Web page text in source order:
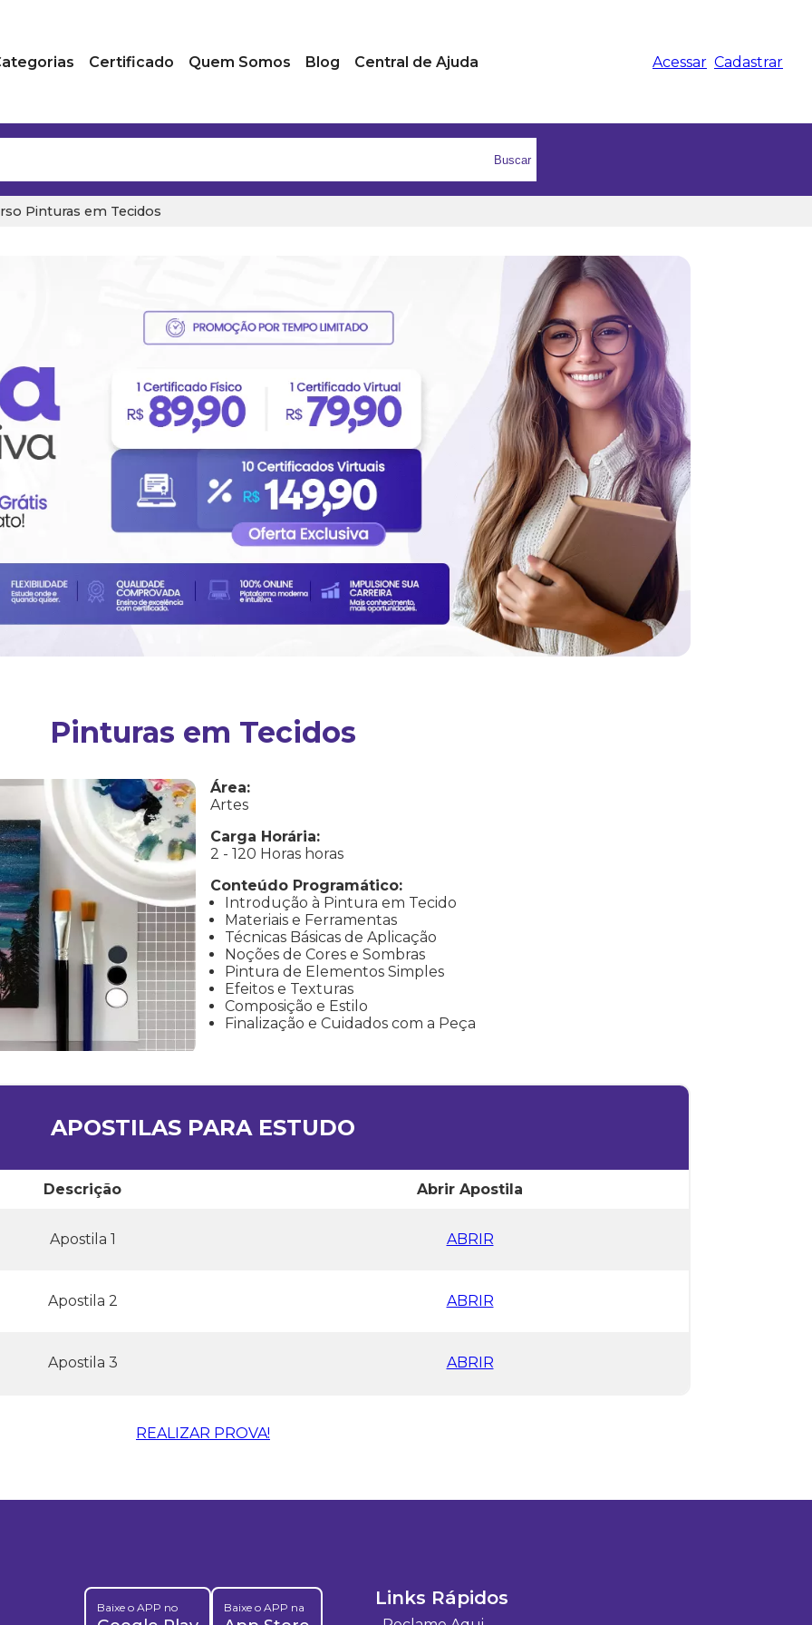
Certificado Quem Somos Blog Central de Ajuda Acessar Cadastrar
Buscar
Pinturas em Tecidos
Pinturas em Tecidos
Área:
Artes
Carga Horária:
2 - 120 Horas horas
Conteúdo Programático:
Introdução à Pintura em Tecido
Materiais e Ferramentas
Técnicas Básicas de Aplicação
Noções de Cores e Sombras
Pintura de Elementos Simples
Efeitos e Texturas
Composição e Estilo
Finalização e Cuidados com a Peça
APOSTILAS PARA ESTUDO
Descrição Abrir Apostila
Apostila 1 ABRIR
Apostila 2 ABRIR
Apostila 3 ABRIR
REALIZAR PROVA!
Baixe o APP no Baixe o APP na Links Rápidos